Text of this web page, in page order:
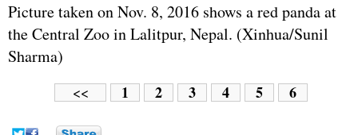
Picture taken on Nov. 8, 2016 shows a red panda at
the Central Zoo in Lalitpur, Nepal. (Xinhua/Sunil
Sharma)
<< 1 2 3 4 5 6